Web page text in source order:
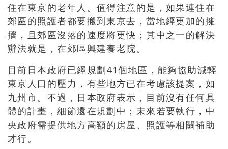
住在東京的老年人。值得注意的是，如果連住在
郊區的照護者都要搬到東京去，當地經更加的擁
擠，且郊區沒落的速度將更快；其中之一的解決
辦法就是，在郊區興建養老院。
目前日本政府已經規劃41個地區，能夠協助減輕
東京人口的壓力，有些地方已在考慮該提案，如
九州市。不過，日本政府表示，目前沒有任何具
體的計畫，細節還在規劃中；未來若要執行，中
央政府需提供地方高額的房屋、照護等相關補助
才行。